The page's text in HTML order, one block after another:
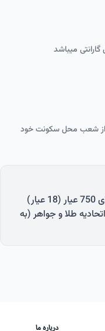
محصولات گالری طلا ارل با طلای 750 عیار (18 عیار)
طلا و جواهر (به
درباره ما